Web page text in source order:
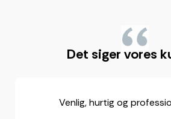
"
Det siger vores
Venlig, hurtig og